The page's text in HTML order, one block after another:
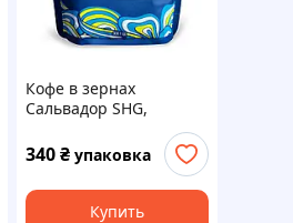
Кофе в зернах
Сальвадор SHG,
обжарки, 300г
(фисташка, курага,
зеленое яблоко)
340₴ упаковка
Купить